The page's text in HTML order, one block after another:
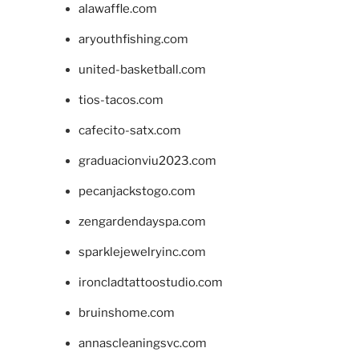
alawaffle.com
aryouthfishing.com
united-basketball.com
tios-tacos.com
cafecito-satx.com
graduacionviu2023.com
pecanjackstogo.com
zengardendayspa.com
sparklejewelryinc.com
ironcladtattoostudio.com
bruinshome.com
annascleaningsvc.com